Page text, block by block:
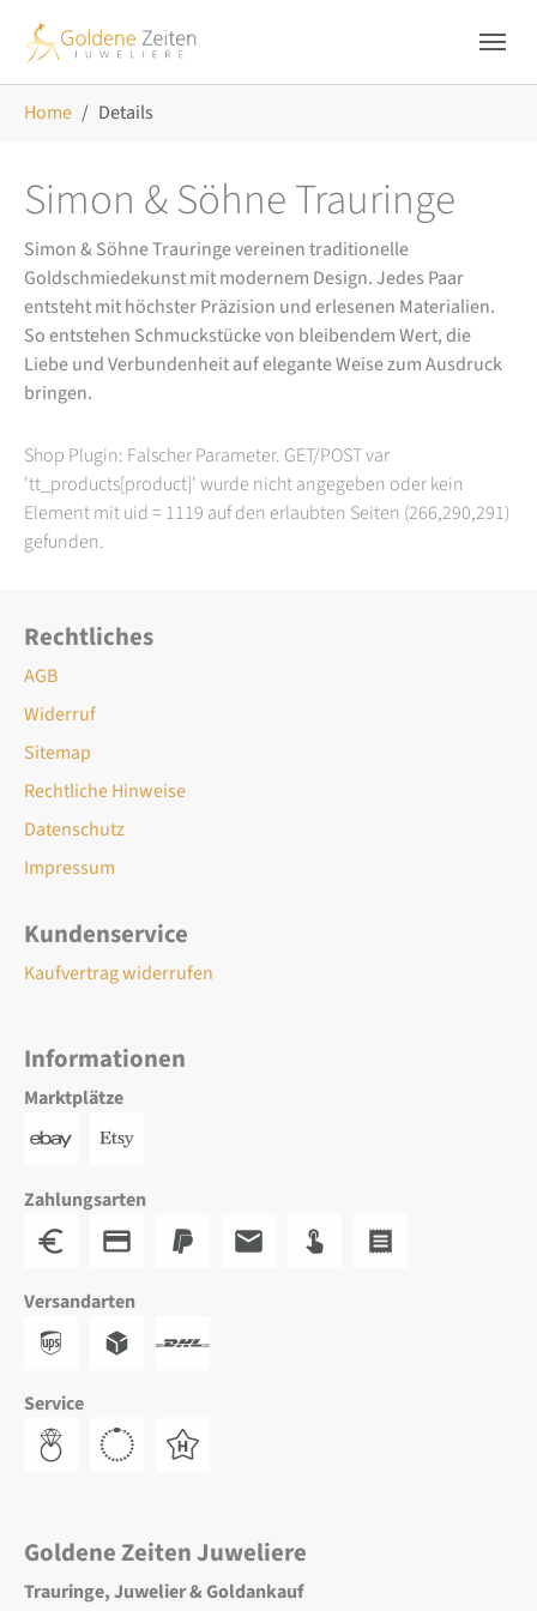
Home Details
Simon & Söhne Trauringe
Simon & Söhne Trauringe vereinen traditionelle
Goldschmiedekunst mit modernem Design. Jedes Paar
entsteht mit höchster Präzision und erlesenen Materialien.
So entstehen Schmuckstücke von bleibendem Wert, die
Liebe und Verbundenheit auf elegante Weise zum Ausdruck
bringen.
Shop Plugin: Falscher Parameter. GET/POST var
'tt_products[product]' wurde nicht angegeben oder kein
Element mit uid = 1119 auf den erlaubten Seiten (266,290,291)
gefunden.
Rechtliches
AGB
Widerruf
Sitemap
Rechtliche Hinweise
Datenschutz
Impressum
Kundenservice
Kaufvertrag widerrufen
Informationen
Marktplätze
Zahlungsarten
Versandarten
Service
Goldene Zeiten Juweliere
Trauringe, Juwelier & Goldankauf